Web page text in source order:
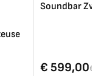
Soundbar
€ 599,00€